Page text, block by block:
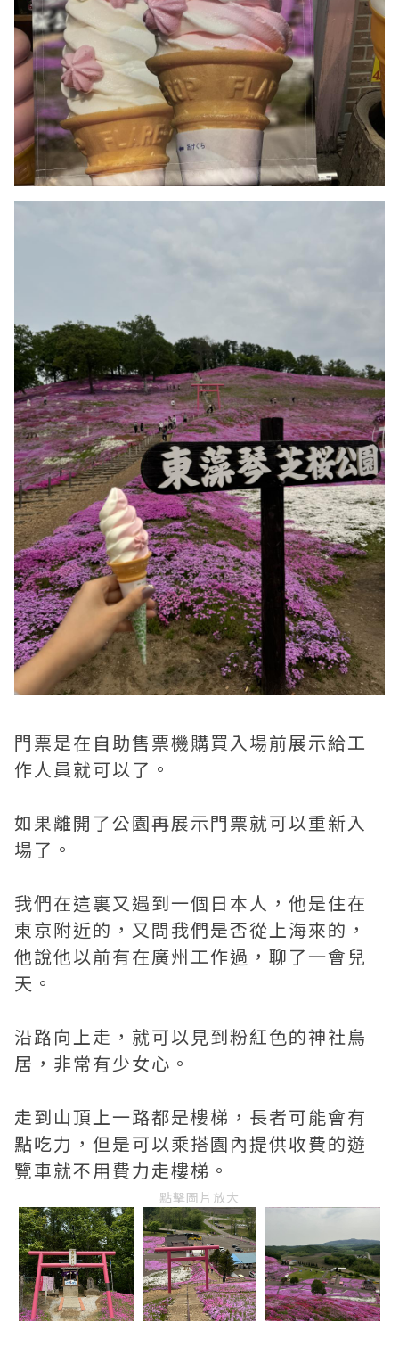
門票是在自助售票機購買入場前展示給工
作人員就可以了。
如果離開了公園再展示門票就可以重新入
場了。
我們在這裏又遇到一個日本人，他是住在
東京附近的，又問我們是否從上海來的，
他說他以前有在廣州工作過，聊了一會兒
天。
沿路向上走，就可以見到粉紅色的神社鳥
居，非常有少女心。
走到山頂上一路都是樓梯，長者可能會有
點吃力，但是可以乘搭園內提供收費的遊
覽車就不用費力走樓梯。
點擊圖片放大